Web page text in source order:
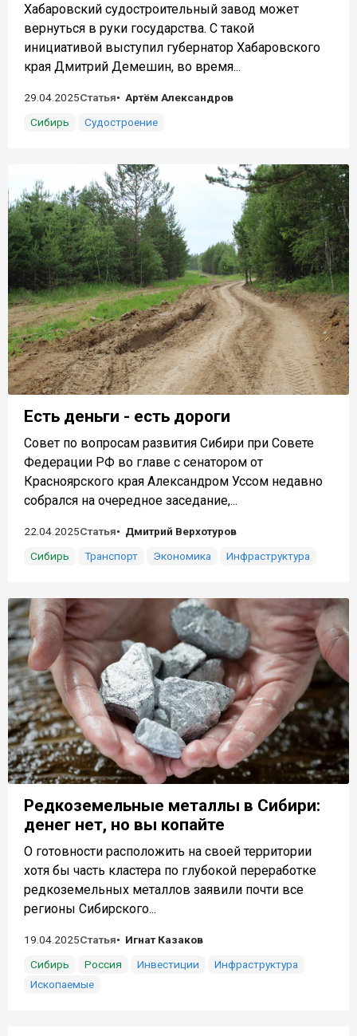
Хабаровский судостроительный завод может
вернуться в руки государства. С такой
инициативой выступил губернатор Хабаровского
края Дмитрий Демешин, во время...
29.04.2025Статья
Артём Александров
Сибирь
Судостроение
Есть деньги - есть дороги
Совет по вопросам развития Сибири при Совете
Федерации РФ во главе с сенатором от
Красноярского края Александром Уссом недавно
собрался на очередное заседание,...
22.04.2025Статья
Дмитрий Верхотуров
Сибирь
Транспорт Экономика Инфраструктура
Редкоземельные металлы в Сибири:
денег нет, но вы копайте
О готовности расположить на своей территории
хотя бы часть кластера по глубокой переработке
редкоземельных металлов заявили почти все
регионы Сибирского...
19.04.2025Статья
Игнат Казаков
Сибирь
Россия Инвестиции
Инфраструктура
Ископаемые